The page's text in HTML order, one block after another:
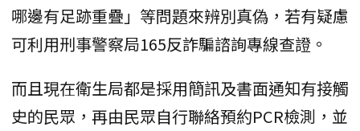
哪邊有足跡重疊」等問題來辨別真偽，若有疑慮
可利用刑事警察局165反詐騙諮詢專線查證。
而且現在衛生局都是採用簡訊及書面通知有接觸
史的民眾，再由民眾自行聯絡預約PCR檢測，並